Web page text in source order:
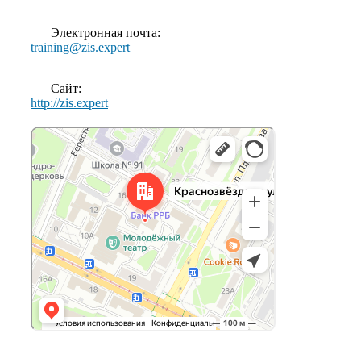
Электронная почта:
training@zis.expert
Сайт:
http://zis.expert